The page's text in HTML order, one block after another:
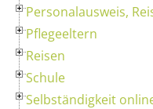
Personalausweis,
Pflegeeltern
Reisen
Schule
Selbständigkeit